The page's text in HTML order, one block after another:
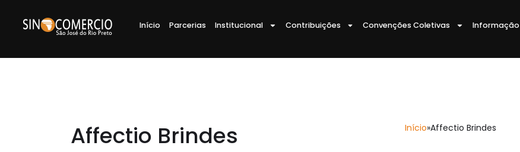
Início Parcerias Institucional Contribuições Convenções Coletivas Informação
Affectio Brindes Início»Affectio Brindes